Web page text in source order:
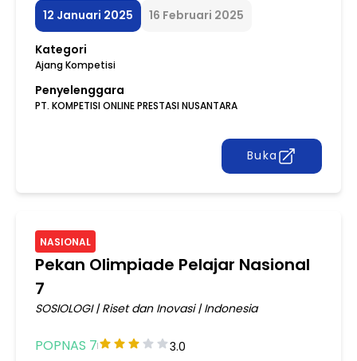
12 Januari 2025 16 Februari 2025
Kategori
Ajang Kompetisi
Penyelenggara
PT. KOMPETISI ONLINE PRESTASI NUSANTARA
Buka
NASIONAL
Pekan Olimpiade Pelajar Nasional
7
SOSIOLOGI|Riset dan Inovasi|Indonesia
POPNAS 7 3.0